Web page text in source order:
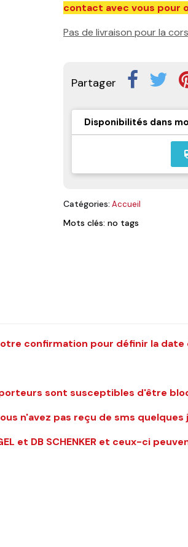
contact avec vous pour
Pas de livraison pour la
Partager
Disponibilités dans
Catégories: Accueil
Mots clés: no tags
confirmation pour définir la date
sont susceptibles d'être
n'avez pas reçu de sms
et DB SCHENKER et ceux-ci